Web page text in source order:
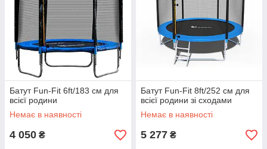
Батут Fun-Fit 6ft/183 см для
всієї родини
Немає в наявності
4 050 ₴
Батут Fun-Fit 8ft/252 см для
всієї родини зі сходами
Немає в наявності
5 277 ₴